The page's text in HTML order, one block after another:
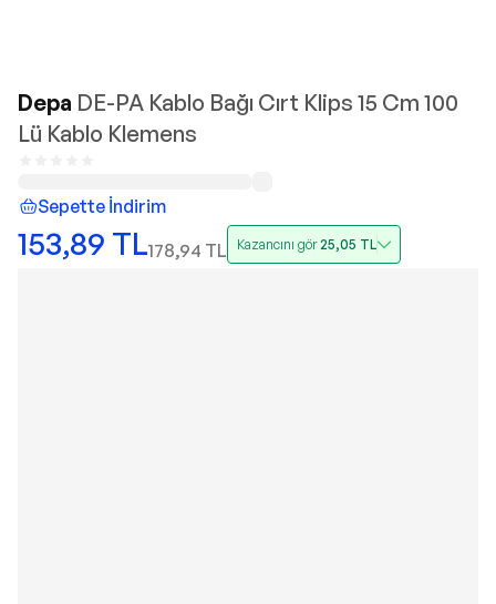
Depa DE-PA Kablo Bağı Cırt Klips 15 Cm 100
Lü Kablo Klemens
Sepette İndirim
153,89 TL178,94 TL Kazancını gör25,05 TL